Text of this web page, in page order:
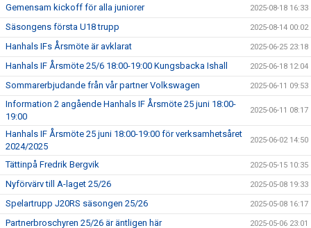
Gemensam kickoff för alla juniorer 2025-08-18 16:33
Säsongens första U18 trupp 2025-08-14 00:02
Hanhals IFs Årsmöte är avklarat 2025-06-25 23:18
Hanhals IF Årsmöte 25/6 18:00-19:00 Kungsbacka Ishall 2025-06-18 12:04
Sommarerbjudande från vår partner Volkswagen 2025-06-11 09:53
Information 2 angående Hanhals IF Årsmöte 25 juni 18:00-
19:00
2025-06-11 08:17
Hanhals IF Årsmöte 25 juni 18:00-19:00 för verksamhetsåret
2024/2025
2025-06-02 14:50
Tättinpå Fredrik Bergvik 2025-05-15 10:35
Nyförvärv till A-laget 25/26 2025-05-08 19:33
Spelartrupp J20RS säsongen 25/26 2025-05-08 16:17
Partnerbroschyren 25/26 är äntligen här 2025-05-06 23:01